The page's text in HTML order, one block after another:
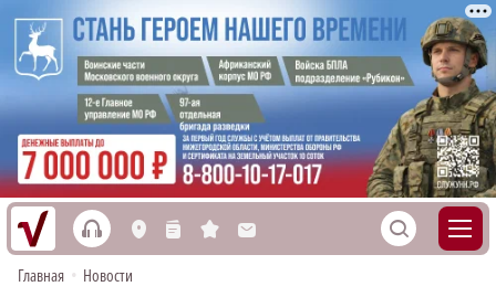
h L n s M S
Главная • Новости